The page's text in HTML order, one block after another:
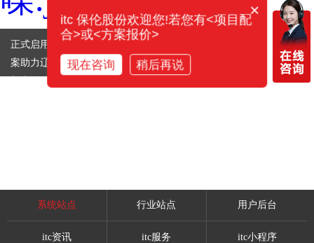
正式启用！ itc 保伦股份智慧剧院解决方
案助力辽宁 葫芦岛 文化馆打造文旅演艺
系统站点 行业站点 用户后台
itc资讯 itc服务 itc小程序
×
itc 保伦股份欢迎您!若您有<项目配
合>或<方案报价>
现在咨询 稍后再说